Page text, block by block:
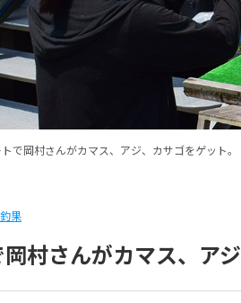
で岡村さんがカマス、アジ、カサゴをゲット。
果
村さんがカマス、ア